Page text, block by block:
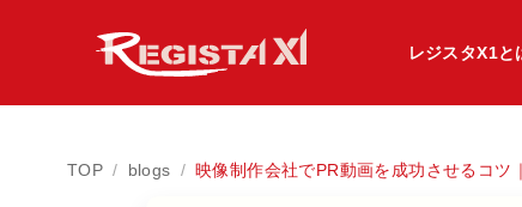
レジスタX1と
TOP / blogs / 映像制作会社でPR動画を成功させるコツ